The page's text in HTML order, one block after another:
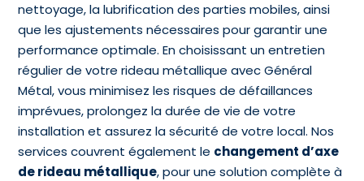
nettoyage, la lubrification des parties mobiles, ainsi
que les ajustements nécessaires pour garantir une
performance optimale. En choisissant un entretien
régulier de votre rideau métallique avec Général
Métal, vous minimisez les risques de défaillances
imprévues, prolongez la durée de vie de votre
installation et assurez la sécurité de votre local. Nos
services couvrent également le changement d’axe
de rideau métallique, pour une solution complète à